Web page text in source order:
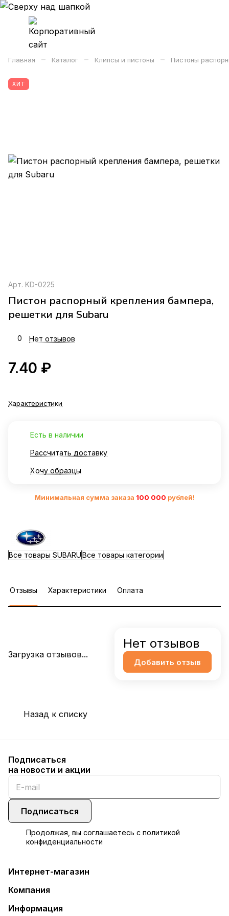
Главная – Каталог – Клипсы и пистоны – Пистоны
ХИТ
Арт. KD-0225
Пистон распорный крепления бампера,
решетки для Subaru
0 Нет отзывов
7.40 ₽
Характеристики
Есть в наличии
Рассчитать доставку
Хочу образцы
Минимальная сумма заказа 100 000 рублей!
Все товары SUBARUВсе товары категории
Отзывы Характеристики Оплата
Загрузка отзывов...
Нет отзывов
Добавить отзыв
Назад к списку
Подписаться
на новости и акции
Подписаться
Продолжая, вы соглашаетесь с политикой
конфиденциальности
Интернет-магазин
Компания
Информация